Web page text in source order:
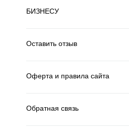
БИЗНЕСУ
Оставить отзыв
Оферта и правила сайта
Обратная связь